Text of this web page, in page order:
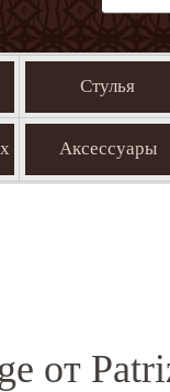
Стулья
Аксессуары
от